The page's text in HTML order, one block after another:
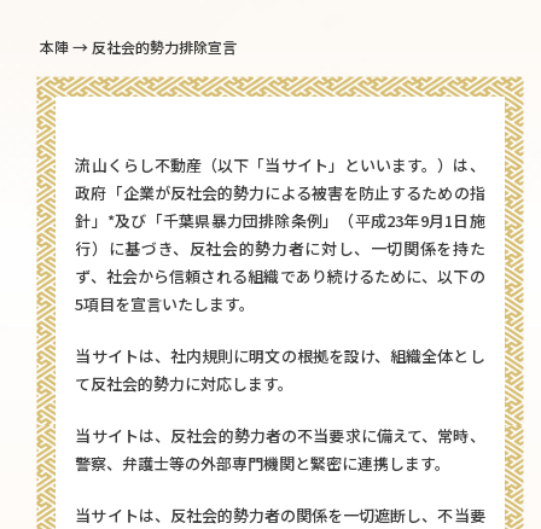
本陣→ 反社会的勢力排除宣言
流山くらし不動産（以下「当サイト」といいます。）は、
政府「企業が反社会的勢力による被害を防止するための指
針」*及び「千葉県暴力団排除条例」（平成23年9月1日施
行）に基づき、反社会的勢力者に対し、一切関係を持た
ず、社会から信頼される組織であり続けるために、以下の
5項目を宣言いたします。
当サイトは、社内規則に明文の根拠を設け、組織全体とし
て反社会的勢力に対応します。
当サイトは、反社会的勢力者の不当要求に備えて、常時、
警察、弁護士等の外部専門機関と緊密に連携します。
当サイトは、反社会的勢力者の関係を一切遮断し、不当要